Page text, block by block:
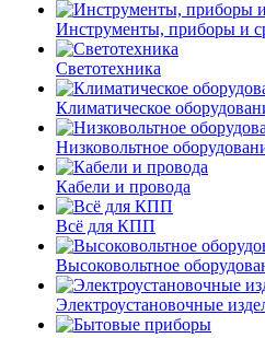
Инструменты, приборы и
Светотехника
Климатическое
Низковольтное
Кабели и провода
Всё для КПП
Высоковольтное
Электроустановочные